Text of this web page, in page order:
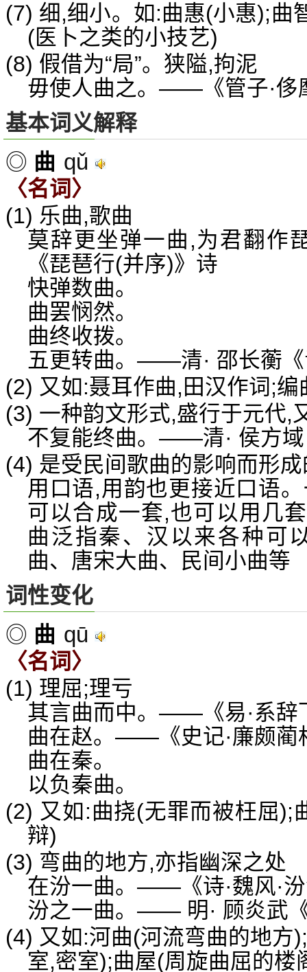
(7) 细,细小。如:曲惠(小惠);曲
(医卜之类的小技艺)
(8) 假借为“局”。狭隘,拘泥
毋使人曲之。——《管子·侈
基本词义解释
◎ 曲 qǔ
〈名词〉
(1) 乐曲,歌曲
莫辞更坐弹一曲,为君翻
《琵琶行(并序)》诗
快弹数曲。
曲罢悯然。
曲终收拨。
五更转曲。——清· 邵长蘅
(2) 又如:聂耳作曲,田汉作词;编
(3) 一种韵文形式,盛行于元代,
不复能终曲。——清· 侯方
(4) 是受民间歌曲的影响而形
用口语,用韵也更接近口语
可以合成一套,也可以用几
曲泛指秦、汉以来各种可
曲、唐宋大曲、民间小曲等
词性变化
◎ 曲 qū
〈名词〉
(1) 理屈;理亏
其言曲而中。——《易·系辞
曲在赵。——《史记·廉颇蔺
曲在秦。
以负秦曲。
(2) 又如:曲挠(无罪而被枉屈);
辩)
(3) 弯曲的地方,亦指幽深之处
在汾一曲。——《诗·魏风·
汾之一曲。—— 明· 顾炎武
(4) 又如:河曲(河流弯曲的地方
室,密室);曲屋(周旋曲屈的楼